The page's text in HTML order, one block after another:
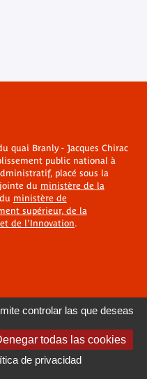
quai Branly - Jacques Chirac
public national à
placé sous la
du ministère de la
ministère de
supérieur, de la
et de l'Innovation.
controlar las que deseas
todas las cookies
de privacidad